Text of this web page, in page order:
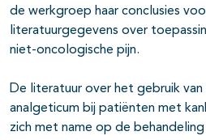
de werkgroep haar conclusies
literatuurgegevens over
niet-oncologische pijn.
De literatuur over het gebruik van
analgeticum bij patiënten met
zich met name op de